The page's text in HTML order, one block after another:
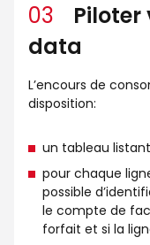
03
Piloter
data
L’encours de
disposition:
un tableau
pour chaque
possible
le compte de
forfait et si la